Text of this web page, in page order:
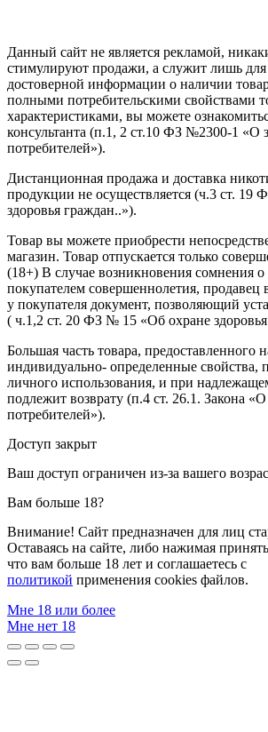
Данный сайт не является рекламой,
стимулируют продажи, а служит лишь для
достоверной информации о наличии
полными потребительскими свойствами
характеристиками, вы можете
консультанта (п.1, 2 ст.10 ФЗ №2300-1 «О
потребителей»).
Дистанционная продажа и доставка
продукции не осуществляется (ч.3 ст.
здоровья граждан..»).
Товар вы можете приобрести
магазин. Товар отпускается только
(18+) В случае возникновения сомнения
покупателем совершеннолетия, продавец
у покупателя документ, позволяющий
( ч.1,2 ст. 20 ФЗ № 15 «Об охране
Большая часть товара, предоставленного
индивидуально- определенные свойства,
личного использования, и при
подлежит возврату (п.4 ст. 26.1. Закона
потребителей»).
Доступ закрыт
Ваш доступ ограничен из-за вашего
Вам больше 18?
Внимание! Сайт предназначен для лиц
Оставаясь на сайте, либо нажимая
что вам больше 18 лет и соглашаетесь с
политикой применения cookies файлов.
Мне 18 или более
Мне нет 18